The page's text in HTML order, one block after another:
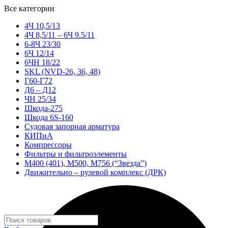
Все категории
4Ч 10,5/13
4Ч 8,5/11 – 6Ч 9.5/11
6-8Ч 23/30
6Ч 12/14
6ЧН 18/22
SKL (NVD-26, 36, 48)
Г60-Г72
Д6 – Д12
ЧН 25/34
Шкода-275
Шкода 6S-160
Судовая запорная арматура
КИПиА
Компрессоры
Фильтры и фильтроэлементы
М400 (401), М500, М756 (“Звезда”)
Движительно – рулевой комплекс (ДРК)